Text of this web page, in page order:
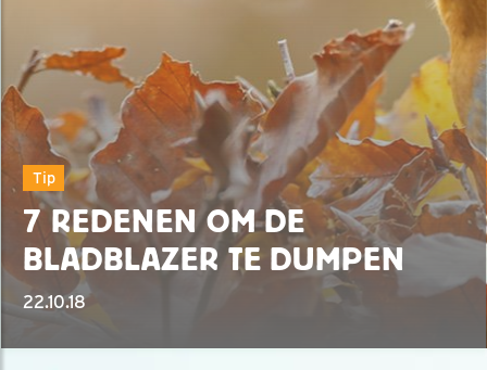
Tip
7 REDENEN OM DE
BLADBLAZER TE DUMPEN
22.10.18